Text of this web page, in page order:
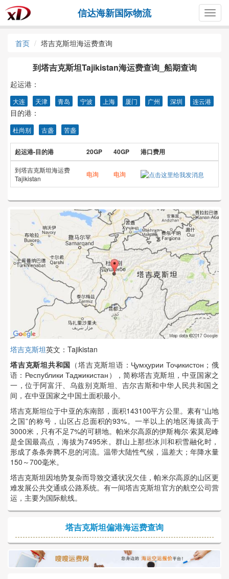
信达海新国际物流
首页 塔吉克斯坦海运费查询
到塔吉克斯坦Tajikistan海运费查询_船期查询
起运港：
大连 天津 青岛 宁波 上海 厦门 广州 深圳 连云港
目的港：
杜尚别 古盏 苦盏
起运港-目的港 20GP 40GP 港口费用
到塔吉克斯坦海运费
Tajikistan
电询 电询
塔吉克斯坦英文：Tajikistan
塔吉克斯坦共和国 （塔吉克斯坦语：Ҷумҳурии Тоҷикистон；俄
语：Республики Таджикистан），简称塔吉克斯坦，中亚国家之
一，位于阿富汗、乌兹别克斯坦、吉尔吉斯和中华人民共和国之
间，在中亚国家之中国土面积最小。
塔吉克斯坦位于中亚的东南部，面积143100平方公里。素有“山地
之国”的称号，山区占总面积的93%。一半以上的地区海拔高于
3000米，只有不足7%的可耕地。帕米尔高原的伊斯梅尔·索莫尼峰
是全国最高点，海拔为7495米。群山上那些冰川和积雪融化时，
形成了条条奔腾不息的河流。温带大陆性气候，温差大；年降水量
150～700毫米。
塔吉克斯坦因地势复杂而导致交通状况欠佳，帕米尔高原的山区更
难发展公共交通或公路系统。有一间塔吉克斯坦官方的航空公司营
运，主要为国际航线。
塔吉克斯坦偏港海运费查询